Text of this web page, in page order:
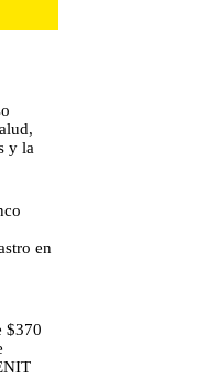
y la
en
$370